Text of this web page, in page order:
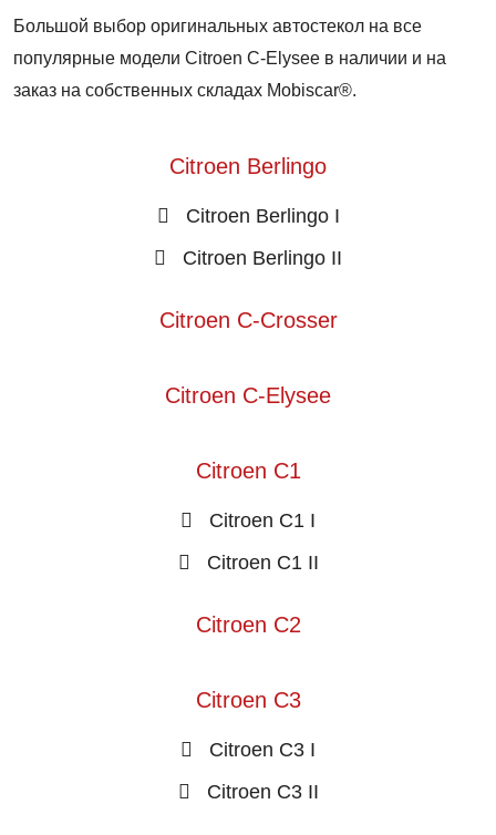
Большой выбор оригинальных автостекол на все
популярные модели Citroen C-Elysee в наличии и на
заказ на собственных складах Mobiscar®.
Citroen Berlingo
Citroen Berlingo I
Citroen Berlingo II
Citroen C-Crosser
Citroen C-Elysee
Citroen C1
Citroen C1 I
Citroen C1 II
Citroen C2
Citroen C3
Citroen C3 I
Citroen C3 II